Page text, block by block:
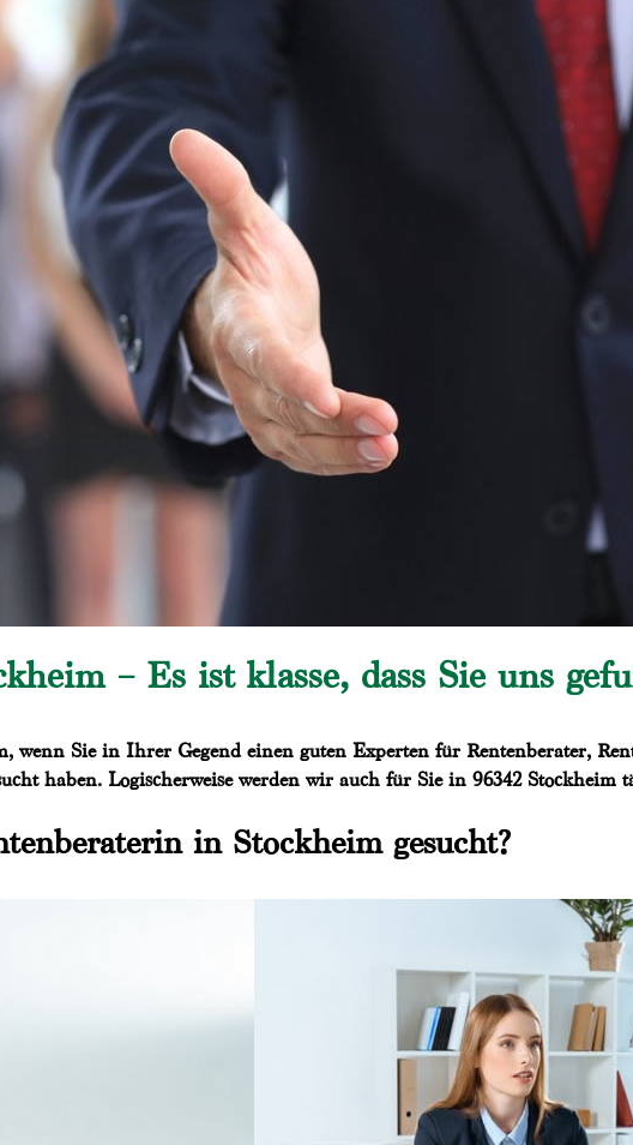
– Es ist klasse, dass Sie uns
wenn Sie in Ihrer Gegend einen guten Experten für Rentenberater,
haben. Logischerweise werden wir auch für Sie in 96342 Stockheim
in Stockheim gesucht?